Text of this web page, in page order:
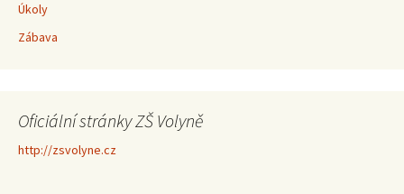
Úkoly
Zábava
Oficiální stránky ZŠ Volyně
http://zsvolyne.cz